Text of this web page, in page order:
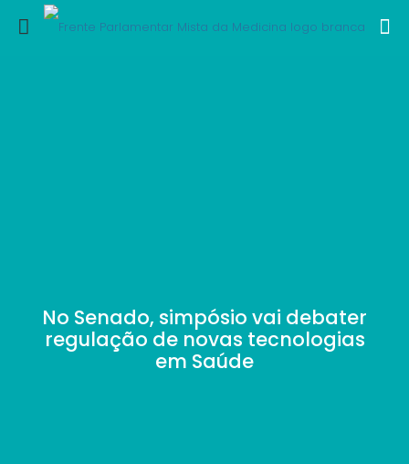
No Senado, simpósio vai debater
regulação de novas tecnologias
em Saúde